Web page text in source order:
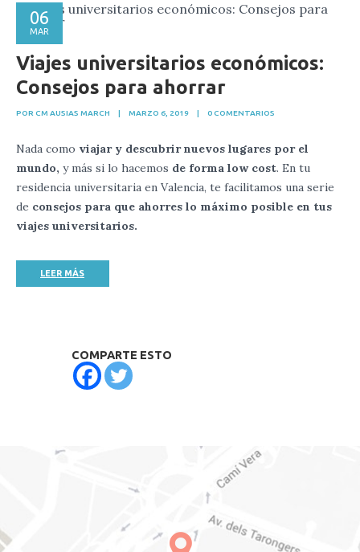
06
MAR
Viajes universitarios económicos:
Consejos para ahorrar
POR CM AUSIAS MARCH | MARZO 6, 2019 | 0 COMENTARIOS
Nada como viajar y descubrir nuevos lugares por el
mundo, y más si lo hacemos de forma low cost. En tu
residencia universitaria en Valencia, te facilitamos una serie
de consejos para que ahorres lo máximo posible en tus
viajes universitarios.
LEER MÁS
COMPARTE ESTO